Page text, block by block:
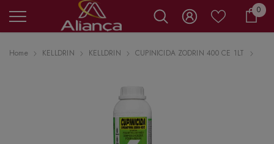
00
Home KELLDRIN KELLDRIN CUPINICIDA ZODRIN 400 CE 1LT